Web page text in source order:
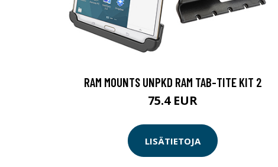
RAM MOUNTS UNPKD RAM TAB-TITE KIT 2
75.4 EUR
LISÄTIETOJA